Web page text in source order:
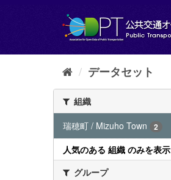
し
データセット
組織
瑞穂町 / Mizuho Town
2
人気のある 組織 のみを表示
グループ